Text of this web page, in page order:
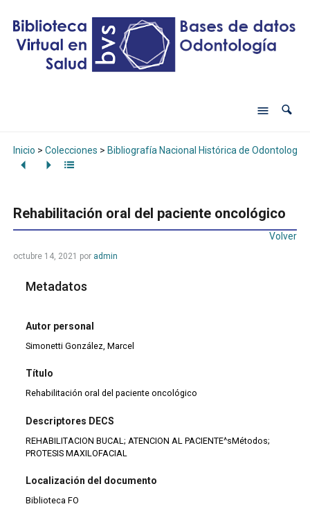
Inicio > Colecciones > Bibliografía Nacional Histórica de Odontología
Rehabilitación oral del paciente oncológico
Volver
octubre 14, 2021 por admin
Metadatos
Autor personal
Simonetti González, Marcel
Título
Rehabilitación oral del paciente oncológico
Descriptores DECS
REHABILITACION BUCAL; ATENCION AL PACIENTE^sMétodos;
PROTESIS MAXILOFACIAL
Localización del documento
Biblioteca FO